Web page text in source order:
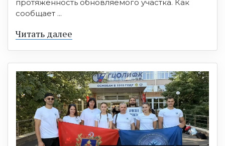
протяжённость обновляемого участка. Как
сообщает ...
Читать далее